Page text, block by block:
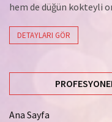
hem de düğün kokteyli
DETAYLARI GÖR
Ana Sayfa